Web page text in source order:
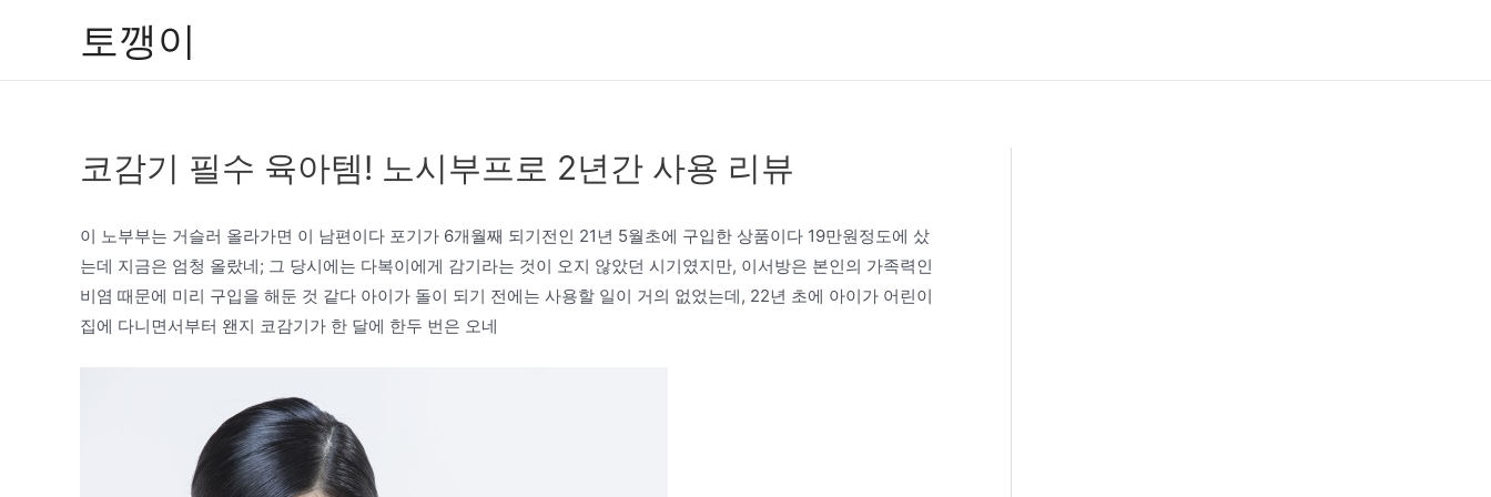
토깽이
코감기 필수 육아템! 노시부프로 2년간 사용 리뷰
이 노부부는 거슬러 올라가면 이 남편이다 포기가 6개월째 되기전인 21년 5월초에 구입한 상품이다 19만원정도에 샀
는데 지금은 엄청 올랐네; 그 당시에는 다복이에게 감기라는 것이 오지 않았던 시기였지만, 이서방은 본인의 가족력인
비염 때문에 미리 구입을 해둔 것 같다 아이가 돌이 되기 전에는 사용할 일이 거의 없었는데, 22년 초에 아이가 어린이
집에 다니면서부터 왠지 코감기가 한 달에 한두 번은 오네